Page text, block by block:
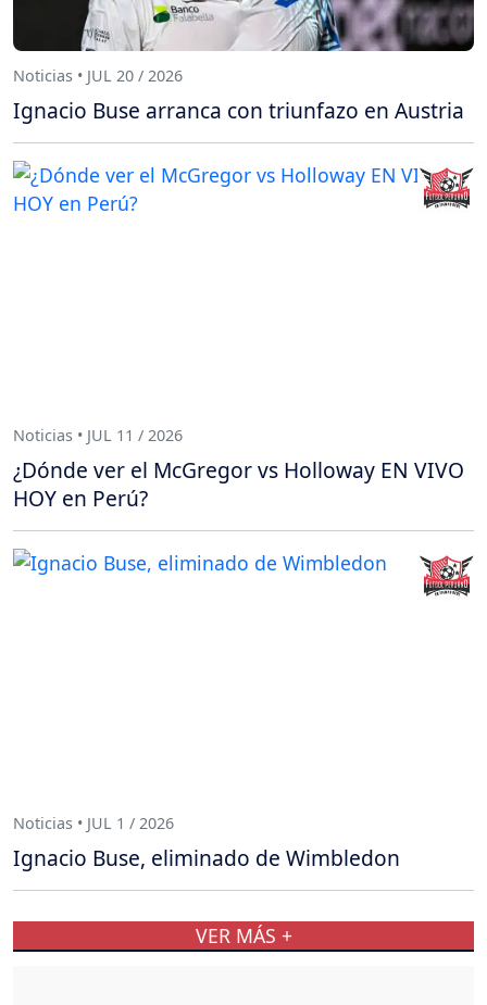
Noticias • JUL 20 / 2026
Ignacio Buse arranca con triunfazo en Austria
Noticias • JUL 11 / 2026
¿Dónde ver el McGregor vs Holloway EN VIVO
HOY en Perú?
Noticias • JUL 1 / 2026
Ignacio Buse, eliminado de Wimbledon
VER MÁS +